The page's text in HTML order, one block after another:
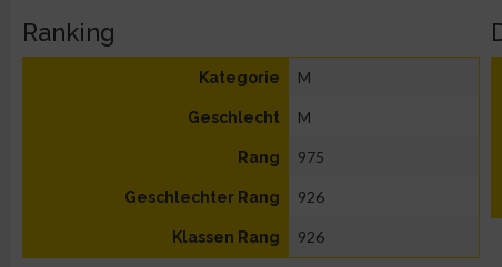
Ranking
Kategorie M
Geschlecht M
Rang 975
Geschlechter Rang 926
Klassen Rang 926